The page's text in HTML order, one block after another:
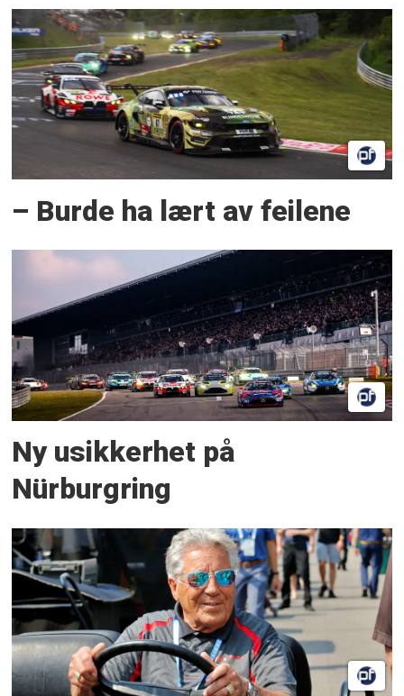
– Burde ha lært av feilene
Ny usikkerhet på
Nürburgring